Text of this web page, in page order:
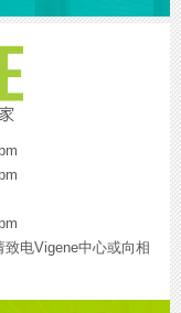
电Vigene中心或向相